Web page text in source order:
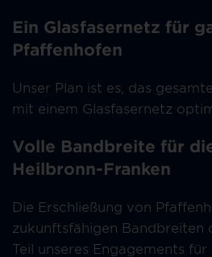
Ein Glasfasernetz für
Pfaffenhofen
Unser Plan ist es, das
mit einem Glasfasernetz
Volle Bandbreite für
Heilbronn-Franken
Die Erschließung von
zukunftsfähigen Bandbreiten
Teil unseres Engagements